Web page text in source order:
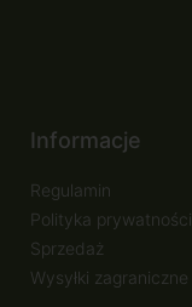
Informacje
Regulamin
Polityka prywatności
Sprzedaż
Wysyłki zagraniczne